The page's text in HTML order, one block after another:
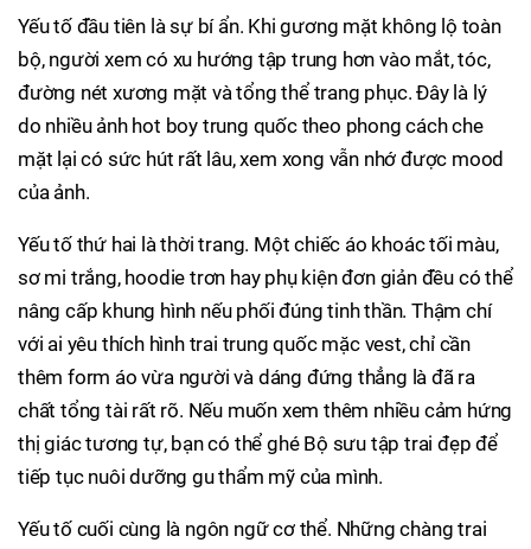
Yếu tố đầu tiên là sự bí ẩn. Khi gương mặt không lộ toàn
bộ, người xem có xu hướng tập trung hơn vào mắt, tóc,
đường nét xương mặt và tổng thể trang phục. Đây là lý
do nhiều ảnh hot boy trung quốc theo phong cách che
mặt lại có sức hút rất lâu, xem xong vẫn nhớ được mood
của ảnh.
Yếu tố thứ hai là thời trang. Một chiếc áo khoác tối màu,
sơ mi trắng, hoodie trơn hay phụ kiện đơn giản đều có thể
nâng cấp khung hình nếu phối đúng tinh thần. Thậm chí
với ai yêu thích hình trai trung quốc mặc vest, chỉ cần
thêm form áo vừa người và dáng đứng thẳng là đã ra
chất tổng tài rất rõ. Nếu muốn xem thêm nhiều cảm hứng
thị giác tương tự, bạn có thể ghé Bộ sưu tập trai đẹp để
tiếp tục nuôi dưỡng gu thẩm mỹ của mình.
Yếu tố cuối cùng là ngôn ngữ cơ thể. Những chàng trai